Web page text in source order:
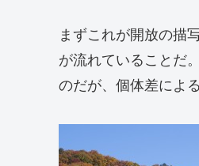
まずこれが開放の描
が流れていることだ
のだが、個体差によ